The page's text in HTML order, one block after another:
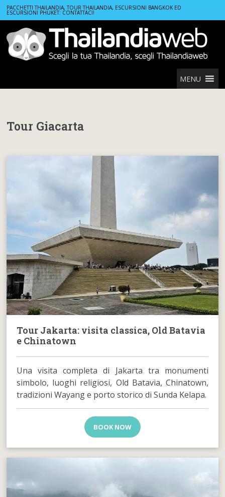
PACCHETTI THAILANDIA, TOUR THAILANDIA, ESCURSIONI BANGKOK ED
ESCURSIONI PHUKET: CONTATTACI!
MENU
Home Tour Giacarta
Tour Giacarta
Tour Jakarta: visita classica, Old Batavia
e Chinatown
Una visita completa di Jakarta tra monumenti
simbolo, luoghi religiosi, Old Batavia, Chinatown,
tradizioni Wayang e porto storico di Sunda Kelapa.
BOOK NOW